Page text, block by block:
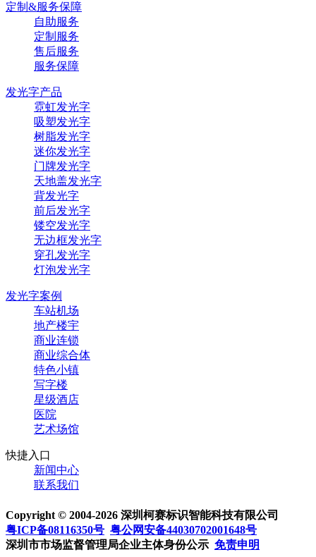
定制&服务保障
自助服务
定制服务
售后服务
服务保障
发光字产品
霓虹发光字
吸塑发光字
树脂发光字
迷你发光字
门牌发光字
天地盖发光字
背发光字
前后发光字
镂空发光字
无边框发光字
穿孔发光字
灯泡发光字
发光字案例
车站机场
地产楼宇
商业连锁
商业综合体
特色小镇
写字楼
星级酒店
医院
艺术场馆
快捷入口
新闻中心
联系我们
Copyright © 2004-2026 深圳柯赛标识智能科技有限公司
粤ICP备08116350号 粤公网安备44030702001648号
深圳市市场监督管理局企业主体身份公示 免责申明